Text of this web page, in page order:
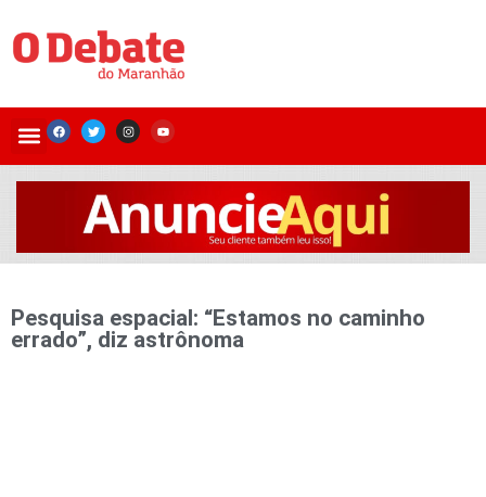
Pesquisa espacial: “Estamos no caminho
errado”, diz astrônoma